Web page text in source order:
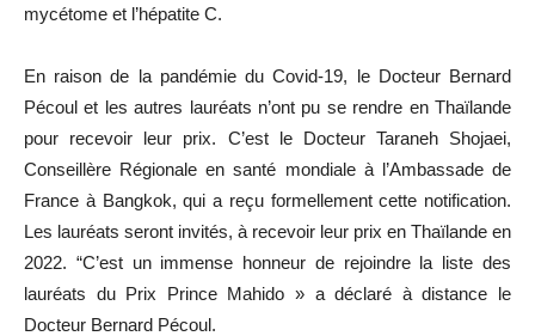
mycétome et l’hépatite C.
En raison de la pandémie du Covid-19, le Docteur Bernard
Pécoul et les autres lauréats n’ont pu se rendre en Thaïlande
pour recevoir leur prix. C’est le Docteur Taraneh Shojaei,
Conseillère Régionale en santé mondiale à l’Ambassade de
France à Bangkok, qui a reçu formellement cette notification.
Les lauréats seront invités, à recevoir leur prix en Thaïlande en
2022. “C’est un immense honneur de rejoindre la liste des
lauréats du Prix Prince Mahido » a déclaré à distance le
Docteur Bernard Pécoul.